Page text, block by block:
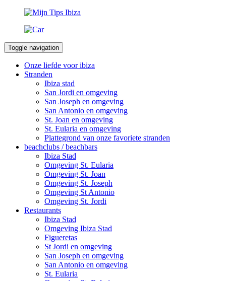
Toggle navigation
Onze liefde voor ibiza
Stranden
Ibiza stad
San Jordi en omgeving
San Joseph en omgeving
San Antonio en omgeving
St. Joan en omgeving
St. Eularia en omgeving
Plattegrond van onze favoriete stranden
beachclubs / beachbars
Ibiza Stad
Omgeving St. Eularia
Omgeving St. Joan
Omgeving St. Joseph
Omgeving St Antonio
Omgeving St. Jordi
Restaurants
Ibiza Stad
Omgeving Ibiza Stad
Figueretas
St Jordi en omgeving
San Joseph en omgeving
San Antonio en omgeving
St. Eularia